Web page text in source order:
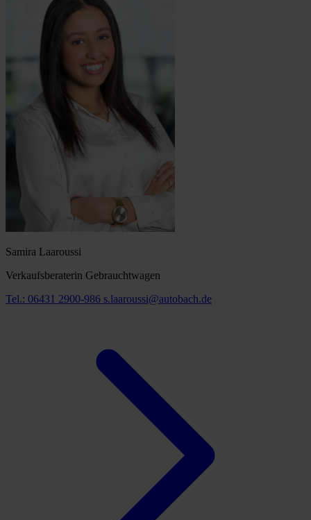
Samira Laaroussi
Verkaufsberaterin Gebrauchtwagen
Tel.: 06431 2900-986 s.laaroussi@autobach.de